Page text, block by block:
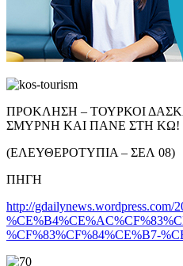
ΠΡΟΚΛΗΣΗ – ΤΟΥΡΚΟΙ
ΣΜΥΡΝΗ ΚΑΙ ΠΑΝΕ ΣΤΗ ΚΩ!
(ΕΛΕΥΘΕΡΟΤΥΠΙΑ – ΣΕΛ 08)
ΠΗΓΗ
http://
%CF%83%CF%84%CE%B7-